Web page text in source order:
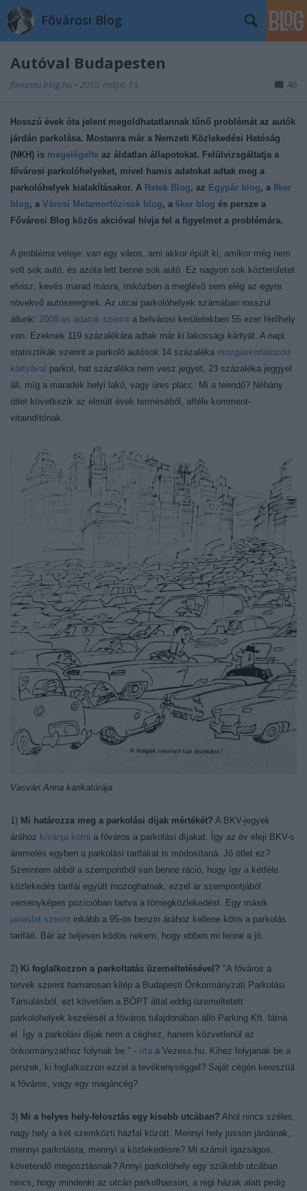
Fővárosi Blog
Autóval Budapesten
fovarosi.blog.hu • 2010. május 13. 46
Hosszú évek óta jelent megoldhatatlannak tűnő problémát az autók
járdán parkolása. Mostanra már a Nemzeti Közlekedési Hatóság
(NKH) is megelégelte az áldatlan állapotokat. Felülvizsgáltatja a
fővárosi parkolóhelyeket, mivel hamis adatokat adtak meg a
parkolóhelyek kialakításakor. A Retek Blog, az Egypár blog, a 8ker
blog, a Városi Metamorfózisok blog, a 6ker blog és persze a
Fővárosi Blog közös akcióval hívja fel a figyelmet a problémára.
A probléma veleje: van egy város, ami akkor épült ki, amikor még nem
volt sok autó, és azóta lett benne sok autó. Ez nagyon sok közterületet
elvisz, kevés marad másra, miközben a meglévő sem elég az egyre
növekvő autóseregnek. Az utcai parkolóhelyek számában rosszul
állunk: 2008-as adatok szerint a belvárosi kerületekben 55 ezer férőhely
van. Ezeknek 119 százalékára adtak már ki lakossági kártyát. A napi
statisztikák szerint a parkoló autósok 14 százaléka mozgáskorlátozott
kártyával parkol, hat százaléka nem vesz jegyet, 23 százaléka jeggyel
áll, míg a maradék helyi lakó, vagy üres placc. Mi a teendő? Néhány
ötlet következik az elmúlt évek terméséből, afféle komment-
vitaindítónak.
Vasvári Anna karikatúrája
1) Mi határozza meg a parkolási díjak mértékét? A BKV-jegyek
árához kívánja kötni a főváros a parkolási díjakat. Így az év eleji BKV-s
áremelés egyben a parkolási tarifákat is módosítaná. Jó ötlet ez?
Szerintem abból a szempontból van benne ráció, hogy így a kétféle
közlekedés tarifái együtt mozoghatnak, ezzel ár szempontjából
versenyképes pozícióban tartva a tömegközlekedést. Egy másik
javaslat szerint inkább a 95-ös benzin árához kellene kötni a parkolás
tarifáit. Bár az teljesen ködös nekem, hogy ebben mi lenne a jó.
2) Ki foglalkozzon a parkoltatás üzemeltetésével? "A főváros a
tervek szerint hamarosan kilép a Budapesti Önkormányzati Parkolási
Társulásból, ezt követően a BÖPT által eddig üzemeltetett
parkolóhelyek kezelését a főváros tulajdonában álló Parking Kft. látná
el. Így a parkolási díjak nem a céghez, hanem közvetlenül az
önkormányzathoz folynak be." - írta a Vezess.hu. Kihez folyjanak be a
pénzek, ki foglalkozzon ezzel a tevékenységgel? Saját cégén keresztül
a főváros, vagy egy magáncég?
3) Mi a helyes hely-felosztás egy kisebb utcában? Ahol nincs széles,
nagy hely a két szemközti házfal között. Mennyi hely jusson járdának,
mennyi parkolásra, mennyi a közlekedésre? Mi számít igazságos,
követendő megosztásnak? Annyi parkolóhely egy szűkebb utcában
nincs, hogy mindenki az utcán parkolhasson, a régi házak alatt pedig